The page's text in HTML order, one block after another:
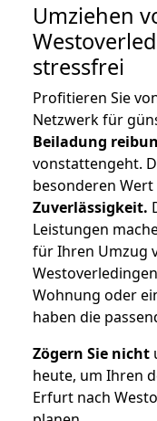
Umziehen
stressfrei
Profitieren Sie
Netzwerk für
Beiladung
vonstattengeht.
besonderen
Zuverlässigkeit.
Leistungen
für Ihren Umzug
Wohnung oder
haben die
Zögern Sie nicht
heute, um Ihren
Erfurt nach